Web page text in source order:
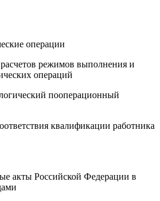
операции
режимов выполнения и
операций
пооперационный
квалификации работника
акты Российской Федерации в